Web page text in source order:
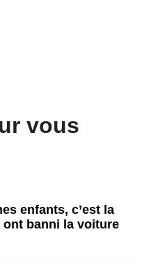
vous
enfants, c’est la
ont banni la voiture